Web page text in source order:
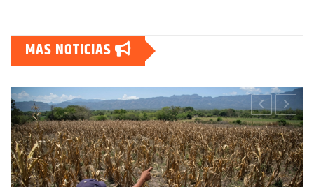
MAS NOTICIAS